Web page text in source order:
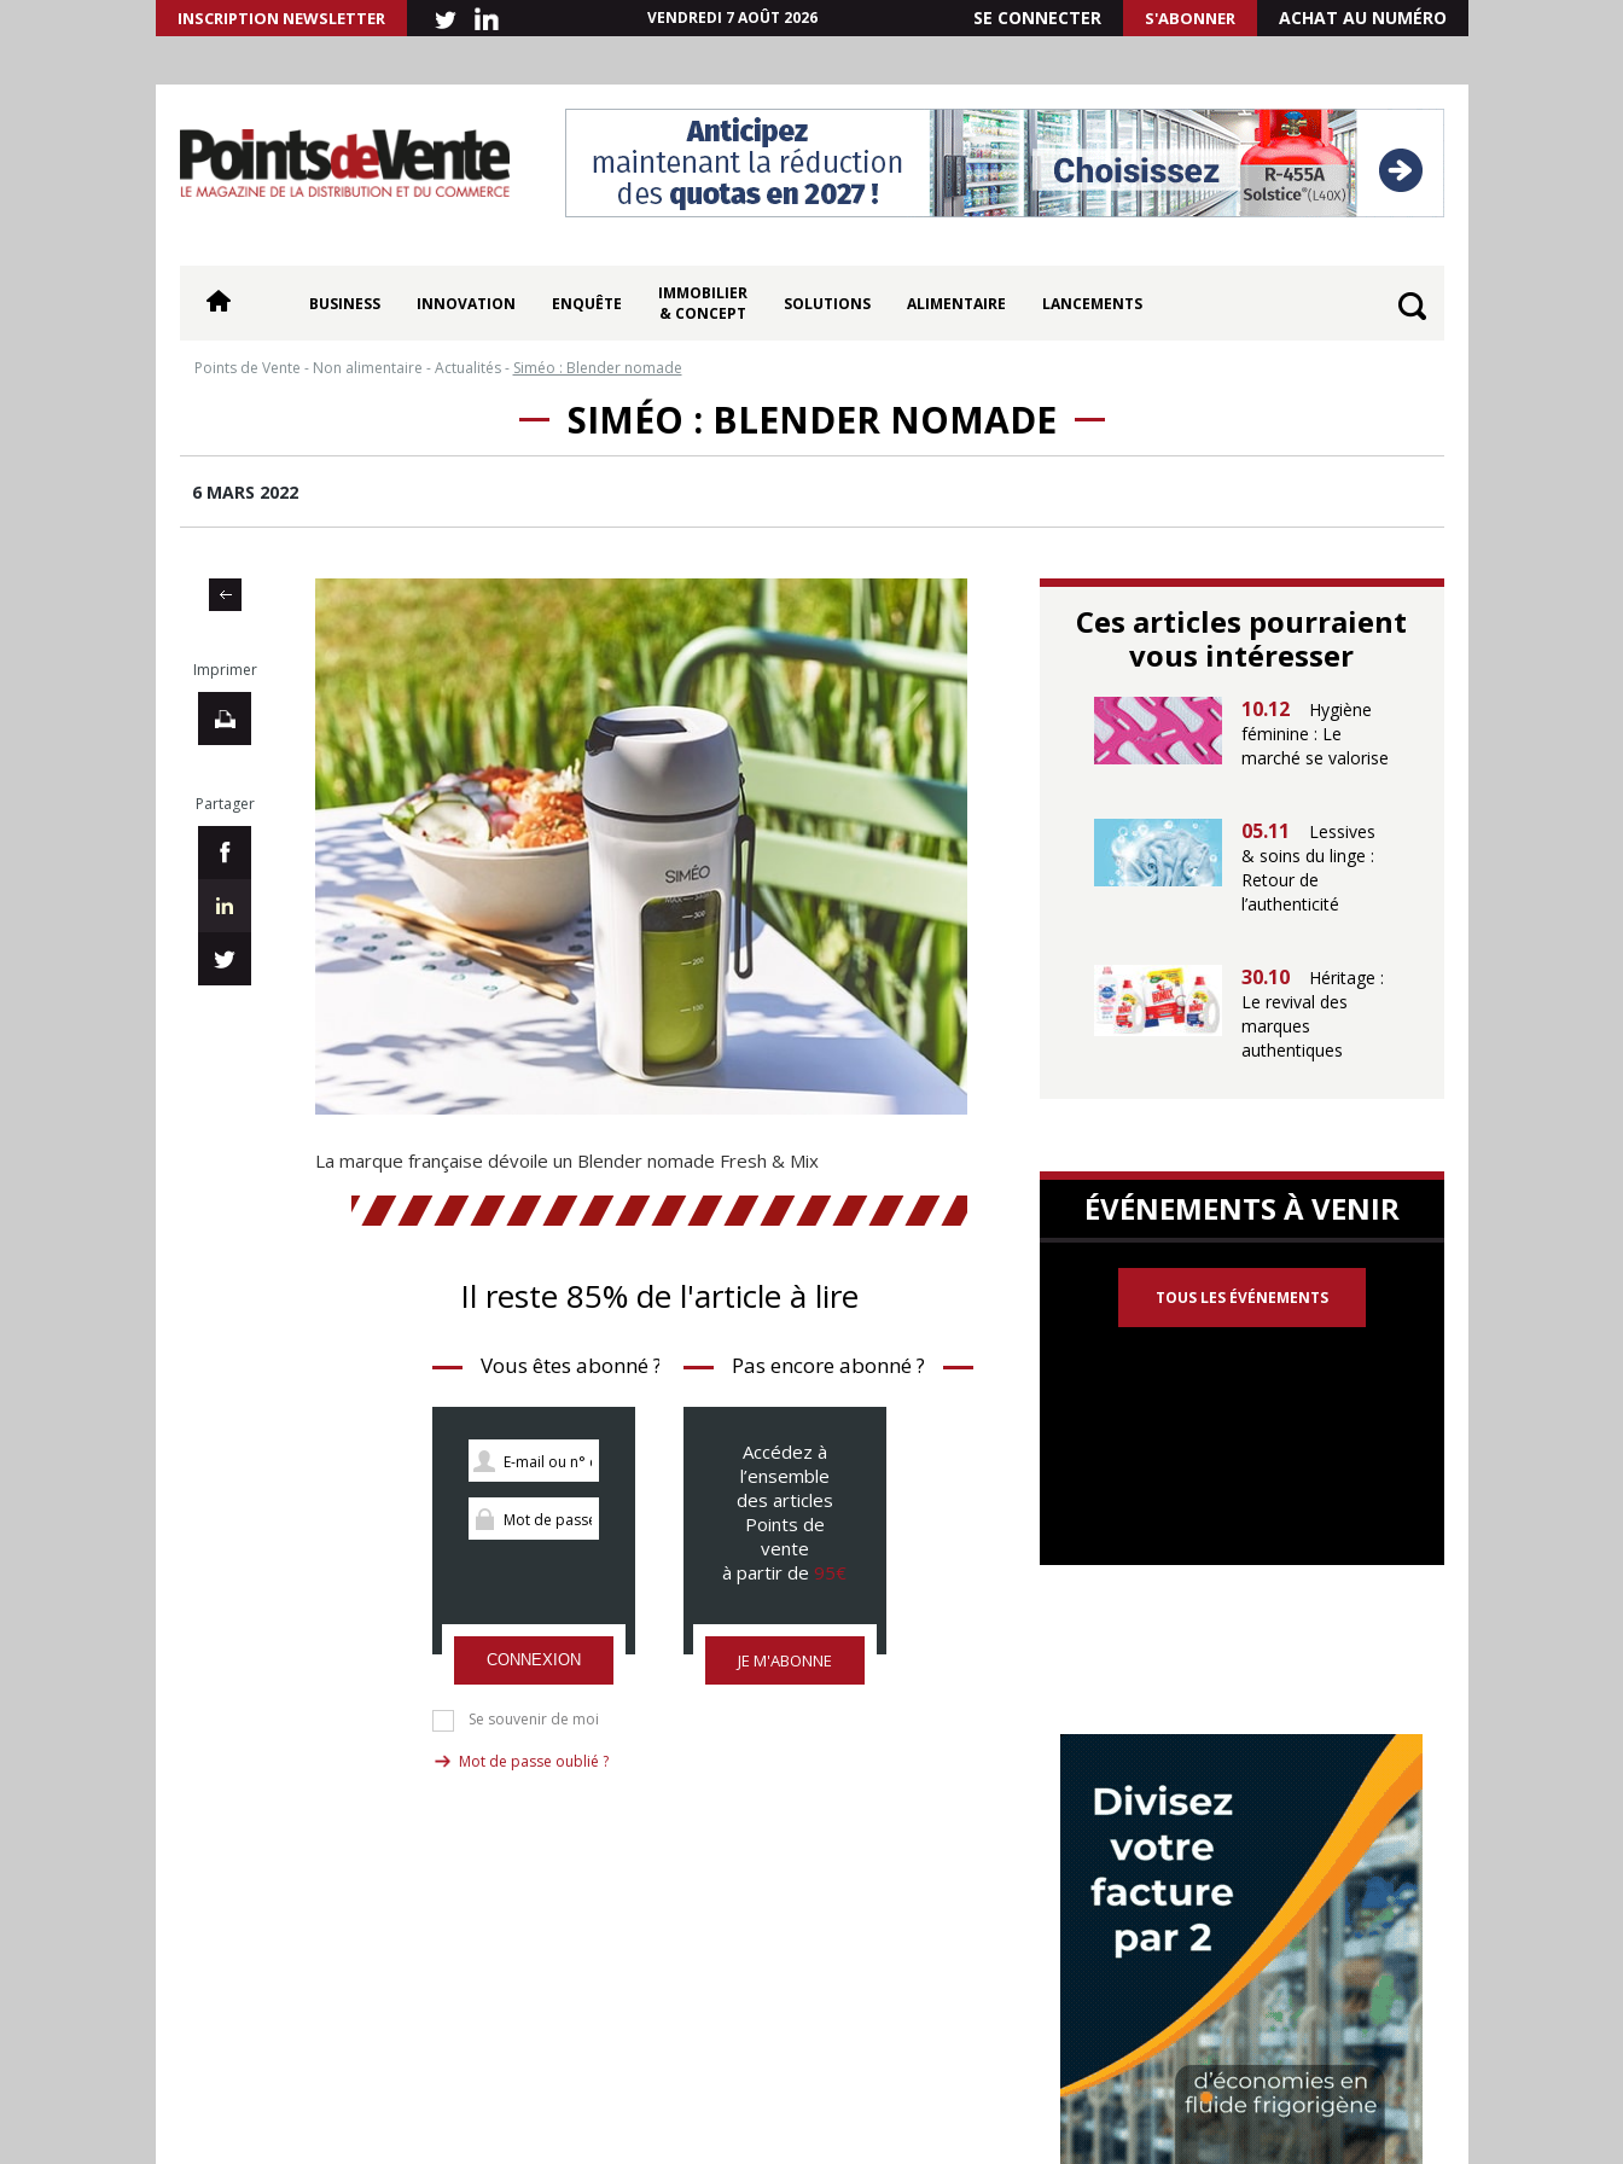
INSCRIPTION NEWSLETTER VENDREDI 7 AOÛT 2026 SE CONNECTER S'ABONNER ACHAT AU NUMÉRO
BUSINESS INNOVATION ENQUÊTE
IMMOBILIER
& CONCEPT
SOLUTIONS ALIMENTAIRE LANCEMENTS
Points de Vente - Non alimentaire -Actualités- Siméo : Blender nomade
SIMÉO : BLENDER NOMADE
6 MARS 2022
Imprimer
Partager
La marque française dévoile un Blender nomade Fresh & Mix
Il reste 85% de l'article à lire
Vous êtes abonné ?
CONNEXION
Se souvenir de moi
Mot de passe oublié ?
Pas encore abonné ?
Accédez à
l’ensemble
des articles
Points de
vente
à partir de 95€
JE M'ABONNE
Ces articles pourraient
vous intéresser
10.12
Hygiène
féminine : Le
marché se valorise
05.11
Lessives
& soins du linge :
Retour de
l’authenticité
30.10
Héritage :
Le revival des
marques
authentiques
ÉVÉNEMENTS À VENIR
TOUS LES ÉVÉNEMENTS